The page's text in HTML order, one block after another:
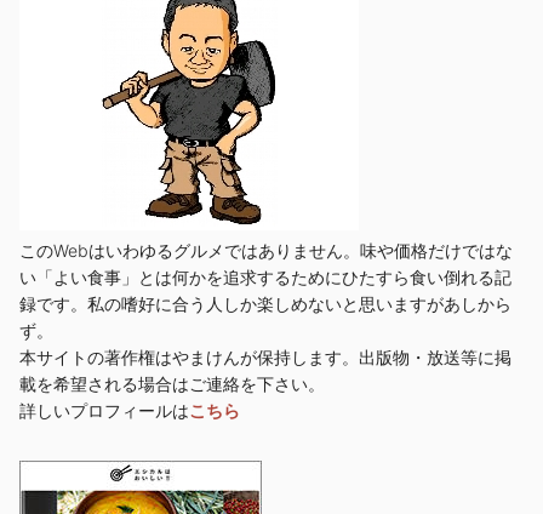
このWebはいわゆるグルメではありません。味や価格だけではな
い「よい食事」とは何かを追求するためにひたすら食い倒れる記
録です。私の嗜好に合う人しか楽しめないと思いますがあしから
ず。
本サイトの著作権はやまけんが保持します。出版物・放送等に掲
載を希望される場合はご連絡を下さい。
詳しいプロフィールはこちら